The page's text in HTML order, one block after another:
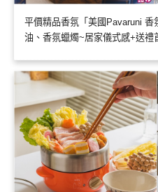
平價精品香氛「美國Pavaruni
油、香氛蠟燭~居家儀式感+送禮